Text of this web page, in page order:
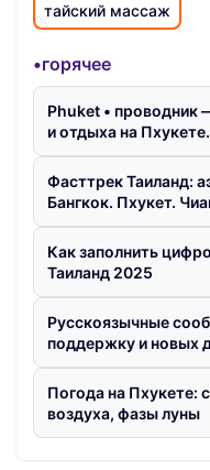
тайский массаж
•горячее
Phuket • проводник
и отдыха на Пхукете.
Фасттрек Таиланд:
Бангкок. Пхукет.
Как заполнить
Таиланд 2025
Русскоязычные
поддержку и новых
Погода на Пхукете:
воздуха, фазы луны